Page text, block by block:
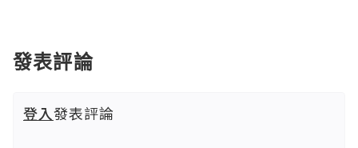
發表評論
登入發表評論